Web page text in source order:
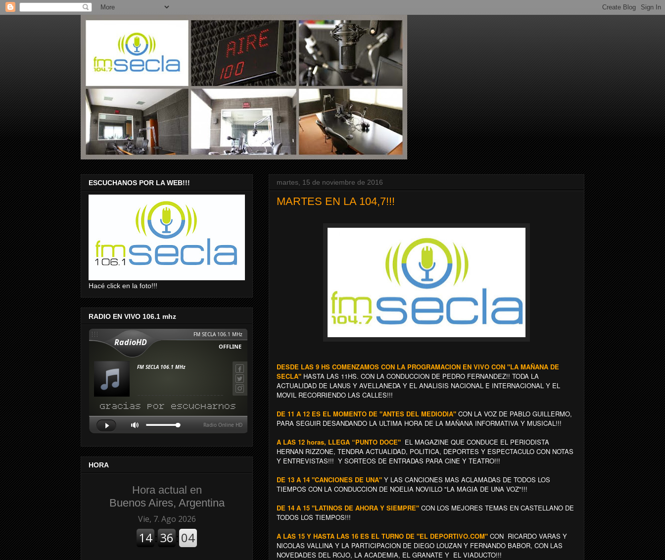
martes, 15 de noviembre de 2016
MARTES EN LA 104,7!!!
DESDE LAS 9 HS COMENZAMOS CON LA PROGRAMACION EN VIVO CON "LA MAÑANA DE
SECLA" HASTA LAS 11HS. CON LA CONDUCCION DE PEDRO FERNANDEZ!! TODA LA
ACTUALIDAD DE LANUS Y AVELLANEDA Y EL ANALISIS NACIONAL E INTERNACIONAL Y EL
MOVIL RECORRIENDO LAS CALLES!!!
DE 11 A 12 ES EL MOMENTO DE "ANTES DEL MEDIODIA" CON LA VOZ DE PABLO GUILLERMO,
PARA SEGUIR DESANDANDO LA ULTIMA HORA DE LA MAÑANA INFORMATIVA Y MUSICAL!!!
A LAS 12 horas, LLEGA “PUNTO DOCE" EL MAGAZINE QUE CONDUCE EL PERIODISTA
HERNAN RIZZONE, TENDRA ACTUALIDAD, POLITICA, DEPORTES Y ESPECTACULO CON NOTAS
Y ENTREVISTAS!!! Y SORTEOS DE ENTRADAS PARA CINE Y TEATRO!!!
DE 13 A 14 "CANCIONES DE UNA" Y LAS CANCIONES MAS ACLAMADAS DE TODOS LOS
TIEMPOS CON LA CONDUCCION DE NOELIA NOVILLO "LA MAGIA DE UNA VOZ"!!!
DE 14 A 15 "LATINOS DE AHORA Y SIEMPRE" CON LOS MEJORES TEMAS EN CASTELLANO DE
TODOS LOS TIEMPOS!!!
A LAS 15 Y HASTA LAS 16 ES EL TURNO DE "EL DEPORTIVO.COM" CON RICARDO VARAS Y
NICOLAS VALLINA Y LA PARTICIPACION DE DIEGO LOUZAN Y FERNANDO BABOR, CON LAS
NOVEDADES DEL ROJO, LA ACADEMIA, EL GRANATE Y EL VIADUCTO!!!
ESCUCHANOS POR LA WEB!!!
Hacé click en la foto!!!
RADIO EN VIVO 106.1 mhz
HORA
Hora actual en
Buenos Aires, Argentina